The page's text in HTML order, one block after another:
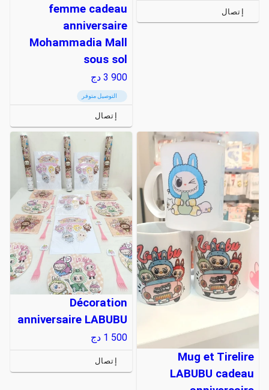
إتصال
femme cadeau
anniversaire
Mohammadia Mall
sous sol
3 900 دج
التوصيل متوفر
إتصال
Mug et Tirelire
LABUBU cadeau
Décoration
anniversaire LABUBU
1 500 دج
إتصال